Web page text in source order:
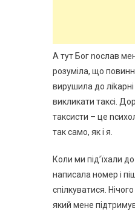
А тут Бог nослав
розуміла, що
вирушила до
викликати таксі.
таксисти – це
так само, як і я.
Коли ми під’їхали
написала номер і
спілкуватися.
який мене